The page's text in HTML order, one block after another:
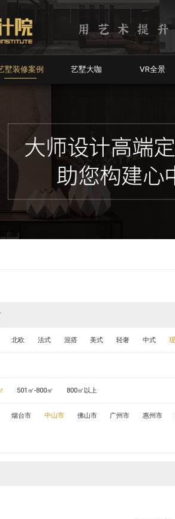
墅装修案例 艺墅大咖 VR全景
北欧 法式 混搭 美式 轻奢 中式
501㎡-800㎡ 800㎡以上
烟台市 中山市 佛山市 广州市 惠州市